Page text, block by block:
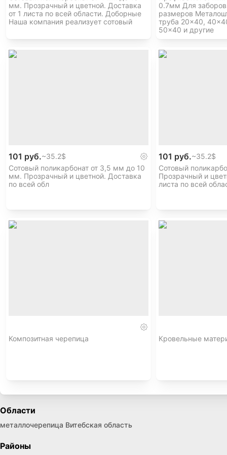
Звоните или пишите в любое время — ответим на все
Рабочее время (пн-пт 9:00-17:30)
мм. Прозрачный и цветной. Доставка
от 1 листа по всей области. Доборные
Наша компания реализует сотовый
0.7мм Для
размеров
труба 20×40,
50×40 и другие
101 руб.~35.2$
Сотовый поликарбонат от 3,5 мм до 10
мм. Прозрачный и цветной. Доставка
по всей обл
101 руб.~35.2$
Сотовый
Прозрачный и
листа по всей
Композитная черепица Кровельные
Области
металлочерепица Витебская область
Районы